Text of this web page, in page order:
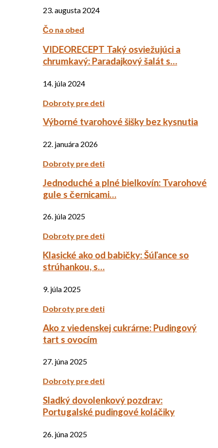
23. augusta 2024
Čo na obed
VIDEORECEPT Taký osviežujúci a
chrumkavý: Paradajkový šalát s…
14. júla 2024
Dobroty pre deti
Výborné tvarohové šišky bez kysnutia
22. januára 2026
Dobroty pre deti
Jednoduché a plné bielkovín: Tvarohové
gule s černicami…
26. júla 2025
Dobroty pre deti
Klasické ako od babičky: Šúľance so
strúhankou, s…
9. júla 2025
Dobroty pre deti
Ako z viedenskej cukrárne: Pudingový
tart s ovocím
27. júna 2025
Dobroty pre deti
Sladký dovolenkový pozdrav:
Portugalské pudingové koláčiky
26. júna 2025